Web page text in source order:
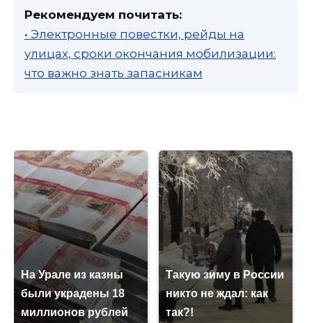
Рекомендуем почитать:
• Электронные повестки, рейды на
улицах, сроки окончания мобилизации:
что важно знать запасникам
На Урале из казны
были украдены 18
миллионов рублей
Такую зиму в России
никто не ждал: как
так?!